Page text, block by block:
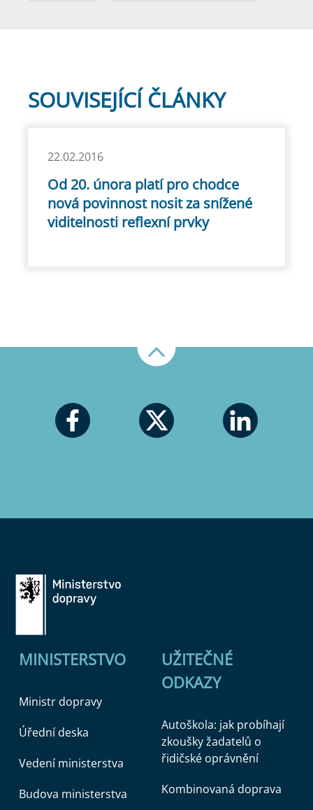
SOUVISEJÍCÍ ČLÁNKY
22.02.2016
Od 20. února platí pro chodce
nová povinnost nosit za snížené
viditelnosti reflexní prvky
MINISTERSTVO
Ministr dopravy
Úřední deska
Vedení ministerstva
Budova ministerstva
UŽITEČNÉ
ODKAZY
Autoškola: jak probíhají
zkoušky žadatelů o
řidičské oprávnění
Kombinovaná doprava